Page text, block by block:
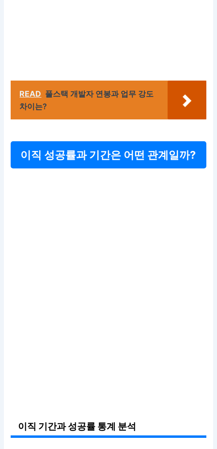
READ 풀스택 개발자 연봉과 업무 강도
차이는?
이직 성공률과 기간은 어떤 관계일까?
이직 기간과 성공률 통계 분석